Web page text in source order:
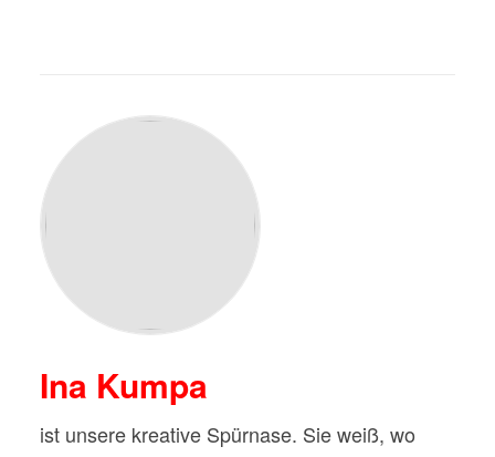
Ina Kumpa
ist unsere kreative Spürnase. Sie weiß, wo